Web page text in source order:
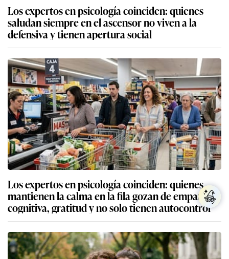
Los expertos en psicología coinciden: quienes
saludan siempre en el ascensor no viven a la
defensiva y tienen apertura social
Los expertos en psicología coinciden: quienes
mantienen la calma en la fila gozan de empatía
cognitiva, gratitud y no solo tienen autocontrol